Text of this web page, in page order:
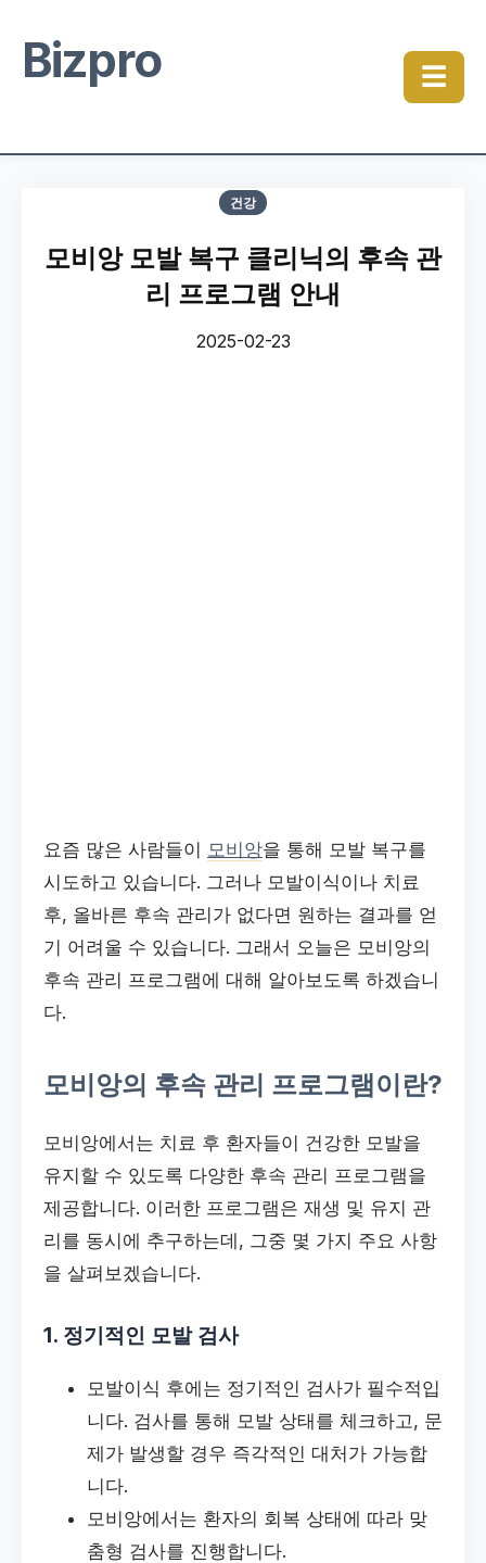
Bizpro ☰
건강
모비앙 모발 복구 클리닉의 후속 관
리 프로그램 안내
2025-02-23
요즘 많은 사람들이 모비앙을 통해 모발 복구를
시도하고 있습니다. 그러나 모발이식이나 치료
후, 올바른 후속 관리가 없다면 원하는 결과를 얻
기 어려울 수 있습니다. 그래서 오늘은 모비앙의
후속 관리 프로그램에 대해 알아보도록 하겠습니
다.
모비앙의 후속 관리 프로그램이란?
모비앙에서는 치료 후 환자들이 건강한 모발을
유지할 수 있도록 다양한 후속 관리 프로그램을
제공합니다. 이러한 프로그램은 재생 및 유지 관
리를 동시에 추구하는데, 그중 몇 가지 주요 사항
을 살펴보겠습니다.
1. 정기적인 모발 검사
모발이식 후에는 정기적인 검사가 필수적입
니다. 검사를 통해 모발 상태를 체크하고, 문
제가 발생할 경우 즉각적인 대처가 가능합
니다.
모비앙에서는 환자의 회복 상태에 따라 맞
춤형 검사를 진행합니다.